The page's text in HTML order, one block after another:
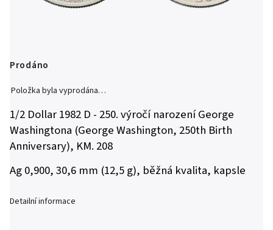
Prodáno
Položka byla vyprodána…
1/2 Dollar 1982 D - 250. výročí narození George
Washingtona (George Washington, 250th Birth
Anniversary), KM. 208
Ag 0,900, 30,6 mm (12,5 g), běžná kvalita, kapsle
Detailní informace